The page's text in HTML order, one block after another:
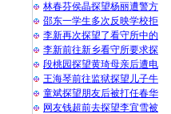
林春芬侯晶探望杨丽遭警方
邵东一学生多次反映学校拒
李新再次探望了看守所中的
李新前往新乡看守所要求探
段桃园探望黄琦母亲后遭电
王海琴前往监狱探望儿子牛
童斌探望朋友后被打任春华
网友钱超前去探望李宜雪被